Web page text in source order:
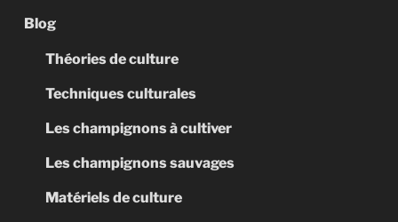
Blog
Théories de culture
Techniques culturales
Les champignons à cultiver
Les champignons sauvages
Matériels de culture